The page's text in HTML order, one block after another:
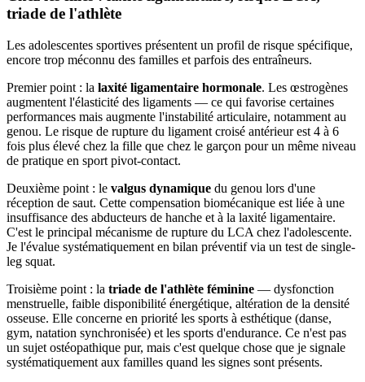
triade de l'athlète
Les adolescentes sportives présentent un profil de risque spécifique,
encore trop méconnu des familles et parfois des entraîneurs.
Premier point : la laxité ligamentaire hormonale. Les œstrogènes
augmentent l'élasticité des ligaments — ce qui favorise certaines
performances mais augmente l'instabilité articulaire, notamment au
genou. Le risque de rupture du ligament croisé antérieur est 4 à 6
fois plus élevé chez la fille que chez le garçon pour un même niveau
de pratique en sport pivot-contact.
Deuxième point : le valgus dynamique du genou lors d'une
réception de saut. Cette compensation biomécanique est liée à une
insuffisance des abducteurs de hanche et à la laxité ligamentaire.
C'est le principal mécanisme de rupture du LCA chez l'adolescente.
Je l'évalue systématiquement en bilan préventif via un test de single-
leg squat.
Troisième point : la triade de l'athlète féminine — dysfonction
menstruelle, faible disponibilité énergétique, altération de la densité
osseuse. Elle concerne en priorité les sports à esthétique (danse,
gym, natation synchronisée) et les sports d'endurance. Ce n'est pas
un sujet ostéopathique pur, mais c'est quelque chose que je signale
systématiquement aux familles quand les signes sont présents.